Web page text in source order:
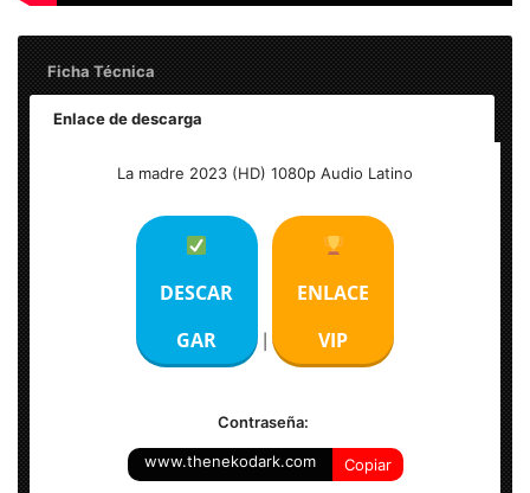
Ficha Técnica
Enlace de descarga
Resolución: 1920×1080 (HD 1080p) WEB-DL
Audio #1: Latino AC3 5.1 | Audio #2: Inglés AC3 5.1
Subtítulos: Español, Inglés
Duración: 117 Min.
La madre 2023 (HD) 1080p Audio Latino
DESCAR
GAR
ENLACE
VIP
Contraseña:
www.thenekodark.com Copiar